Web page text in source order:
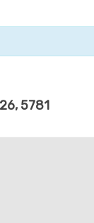
5781